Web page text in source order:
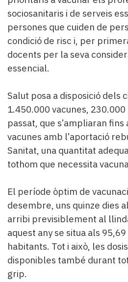
sociosanitaris i de serveis
persones que cuiden de
condició de risc i, per
docents per la seva
essencial.
Salut posa a disposició dels
1.450.000 vacunes, 230.000
passat, que s’ampliaran
vacunes amb l’aportació
Sanitat, una quantitat
tothom que necessita
El període òptim de
desembre, uns quinze dies
arribi previsiblement al
aquest any se situa als
habitants. Tot i això, les
disponibles també durant
grip.